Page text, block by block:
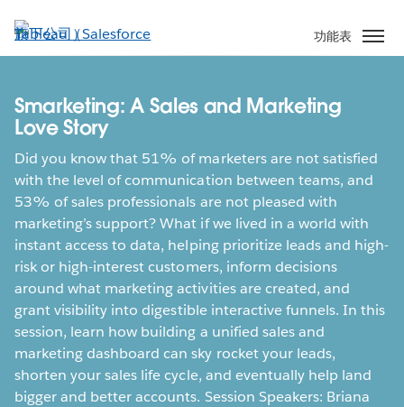
至
主
功能表
Smarketing: A Sales and Marketing
Love Story
Did you know that 51% of marketers are not satisfied
with the level of communication between teams, and
53% of sales professionals are not pleased with
marketing’s support? What if we lived in a world with
instant access to data, helping prioritize leads and high-
risk or high-interest customers, inform decisions
around what marketing activities are created, and
grant visibility into digestible interactive funnels. In this
session, learn how building a unified sales and
marketing dashboard can sky rocket your leads,
shorten your sales life cycle, and eventually help land
bigger and better accounts. Session Speakers: Briana